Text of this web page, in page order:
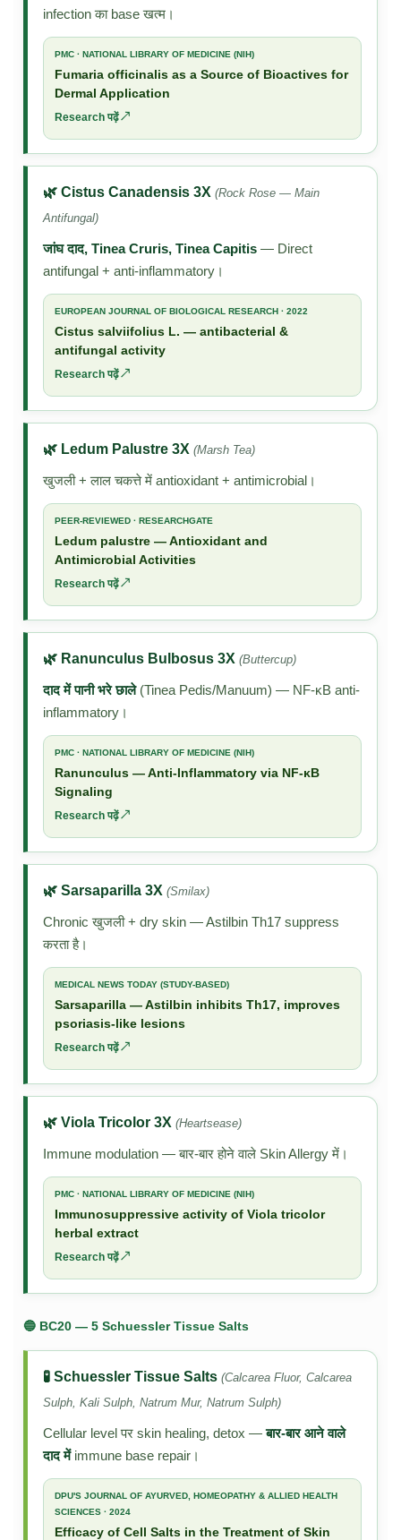
infection का base खत्म।
PMC · NATIONAL LIBRARY OF MEDICINE (NIH)
Fumaria officinalis as a Source of Bioactives for
Dermal Application
Research पढ़ें ↗
🌿 Cistus Canadensis 3X (Rock Rose — Main
Antifungal)
जांघ दाद, Tinea Cruris, Tinea Capitis — Direct
antifungal + anti-inflammatory।
EUROPEAN JOURNAL OF BIOLOGICAL RESEARCH · 2022
Cistus salviifolius L. — antibacterial &
antifungal activity
Research पढ़ें ↗
🌿 Ledum Palustre 3X (Marsh Tea)
खुजली + लाल चकत्ते में antioxidant + antimicrobial।
PEER-REVIEWED · RESEARCHGATE
Ledum palustre — Antioxidant and
Antimicrobial Activities
Research पढ़ें ↗
🌿 Ranunculus Bulbosus 3X (Buttercup)
दाद में पानी भरे छाले(Tinea Pedis/Manuum) — NF-κB anti-
inflammatory।
PMC · NATIONAL LIBRARY OF MEDICINE (NIH)
Ranunculus — Anti-Inflammatory via NF-κB
Signaling
Research पढ़ें ↗
🌿 Sarsaparilla 3X (Smilax)
Chronic खुजली + dry skin — Astilbin Th17 suppress
करता है।
MEDICAL NEWS TODAY (STUDY-BASED)
Sarsaparilla — Astilbin inhibits Th17, improves
psoriasis-like lesions
Research पढ़ें ↗
🌿 Viola Tricolor 3X (Heartsease)
Immune modulation — बार-बार होने वाले Skin Allergy में।
PMC · NATIONAL LIBRARY OF MEDICINE (NIH)
Immunosuppressive activity of Viola tricolor
herbal extract
Research पढ़ें ↗
🔵 BC20 — 5 Schuessler Tissue Salts
🧪 Schuessler Tissue Salts (Calcarea Fluor, Calcarea
Sulph, Kali Sulph, Natrum Mur, Natrum Sulph)
Cellular level पर skin healing, detox —बार-बार आने वाले
दाद मेंimmune base repair।
DPU'S JOURNAL OF AYURVED, HOMEOPATHY & ALLIED HEALTH
SCIENCES · 2024
Efficacy of Cell Salts in the Treatment of Skin